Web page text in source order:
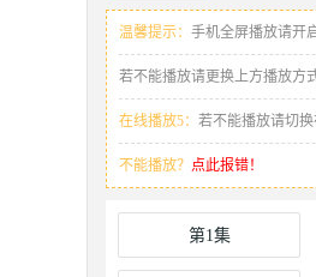
温馨提示： 手机全屏播放请开
若不能播放请更换上方播放方式
在线播放5： 若不能播放请切换
不能播放？ 点此报错！
第1集